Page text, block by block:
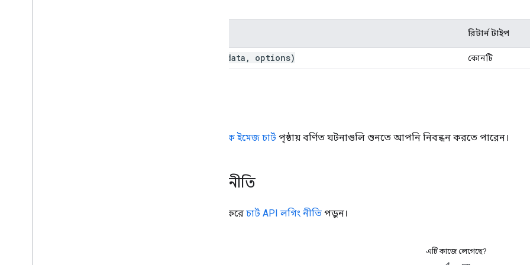
রিটার্ন টাইপ
data , options) কোনটি
জেনেরিক ইমেজ চার্ট পৃষ্ঠায় বর্ণিত ঘটনাগুলি শুনতে আপনি নিবন্ধন করতে পারেন।
ডেটা নীতি
অনুগ্রহ করে চার্ট API লগিং নীতি পড়ুন।
এটি কাজে লেগেছে?